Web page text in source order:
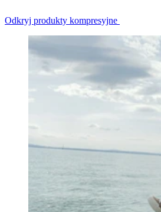
Odkryj produkty kompresyjne